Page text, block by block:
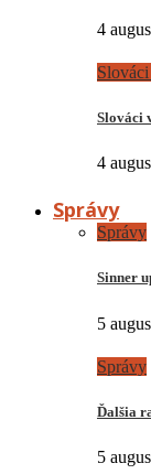
4
Slováci
4
Správy
Správy
Sinner
5
Správy
Ďalšia
5